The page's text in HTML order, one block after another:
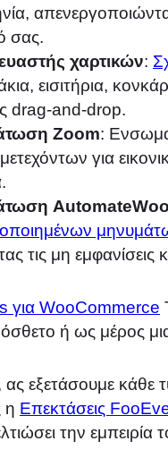
σας.
χαρτικών:
εισιτήρια,
drag-and-drop.
Zoom:
για
AutomateWoo
τις μη
για WooCommerce
ή ως μέρος
ας εξετάσουμε
η Επεκτάσεις
την εμπειρία